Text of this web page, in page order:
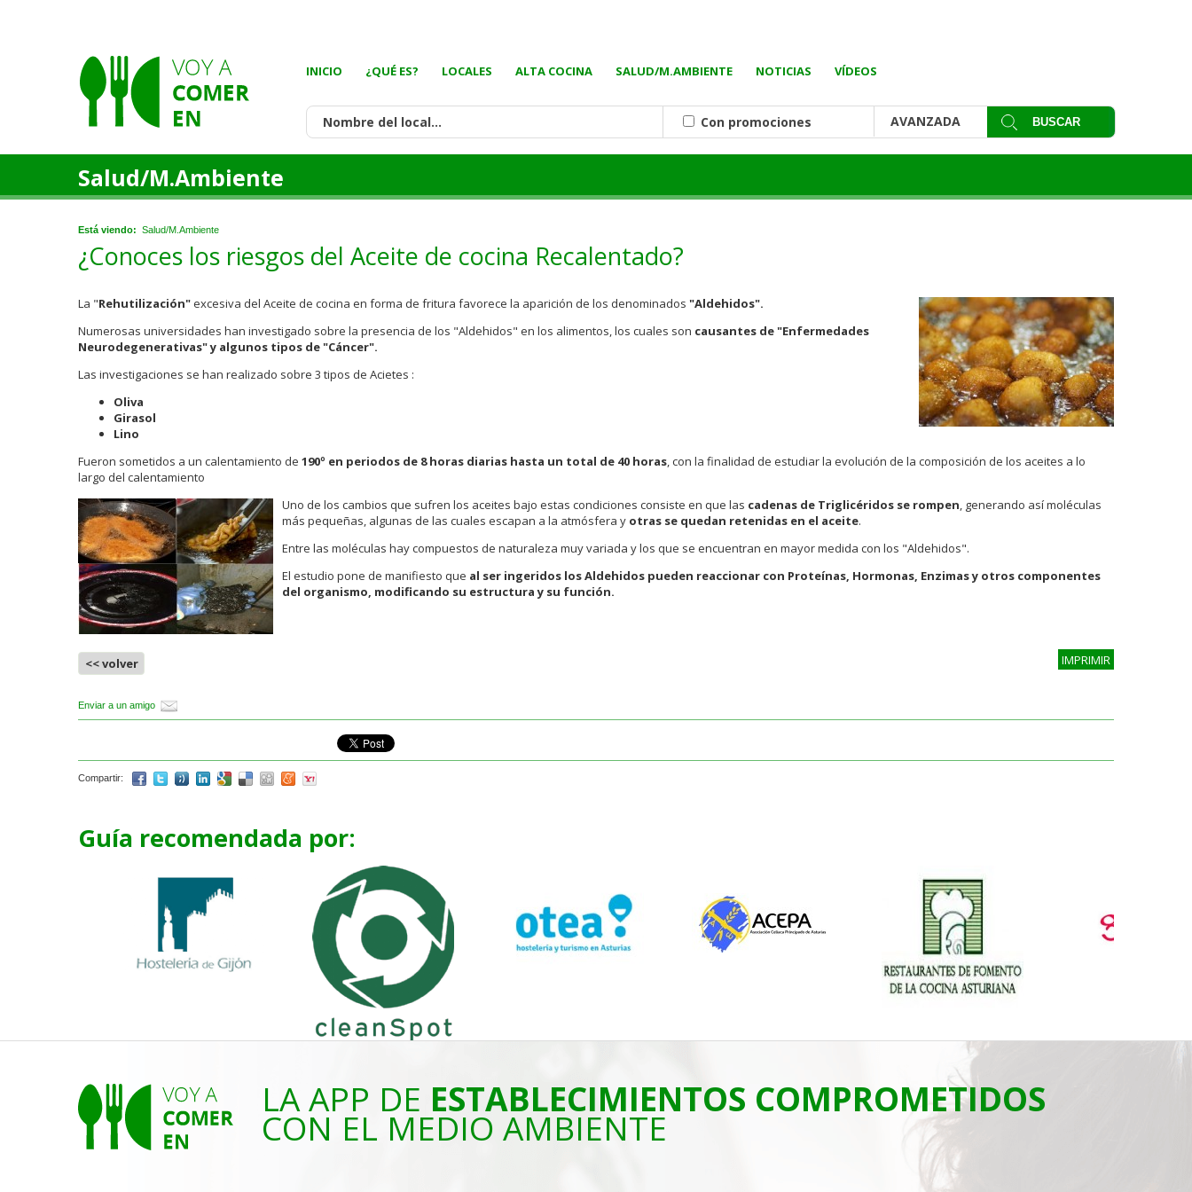
INICIO ¿QUÉ ES? LOCALES ALTA COCINA SALUD/M.AMBIENTE NOTICIAS VÍDEOS
Con promociones AVANZADA
Salud/M.Ambiente
Está viendo: Salud/M.Ambiente
¿Conoces los riesgos del Aceite de cocina Recalentado?
La "Rehutilización"excesiva del Aceite de cocina en forma de fritura favorece la aparición de los denominados "Aldehidos".
Numerosas universidades han investigado sobre la presencia de los "Aldehidos" en los alimentos, los cuales son causantes de "Enfermedades
Neurodegenerativas" y algunos tipos de "Cáncer".
Las investigaciones se han realizado sobre 3 tipos de Acietes :
Oliva
Girasol
Lino
Fueron sometidos a un calentamiento de 190º en periodos de 8 horas diarias hasta un total de 40 horas, con la finalidad de estudiar la evolución de la composición de los aceites a lo
largo del calentamiento
Uno de los cambios que sufren los aceites bajo estas condiciones consiste en que las cadenas de Triglicéridos se rompen, generando así moléculas
más pequeñas, algunas de las cuales escapan a la atmósfera y otras se quedan retenidas en el aceite.
Entre las moléculas hay compuestos de naturaleza muy variada y los que se encuentran en mayor medida con los "Aldehidos".
El estudio pone de manifiesto que al ser ingeridos los Aldehidos pueden reaccionar con Proteínas, Hormonas, Enzimas y otros componentes
del organismo, modificando su estructura y su función.
<< volver IMPRIMIR
Enviar a un amigo
Compartir:
Guía recomendada por:
LA APP DE ESTABLECIMIENTOS COMPROMETIDOS
CON EL MEDIO AMBIENTE